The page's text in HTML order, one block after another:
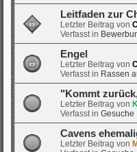
Leitfaden zur
Letzter Beitrag von
Verfasst in
Engel
Letzter Beitrag von
Verfasst in Rassen
"Kommt
Letzter Beitrag von
Verfasst in Gesuche
Cavens
Letzter Beitrag von